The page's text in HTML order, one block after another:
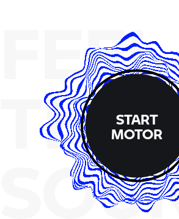
FEEL
THESTART
MOTOR